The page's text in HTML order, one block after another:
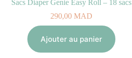
Sacs Diaper Genie Easy Roll – 18 sacs
290,00MAD
Ajouter au panier